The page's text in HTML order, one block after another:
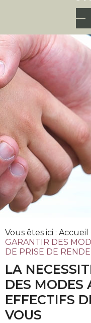
Vous êtes ici : Accueil
GARANTIR DES
DE PRISE DE
LA
DES MODES
EFFECTIFS
VOUS